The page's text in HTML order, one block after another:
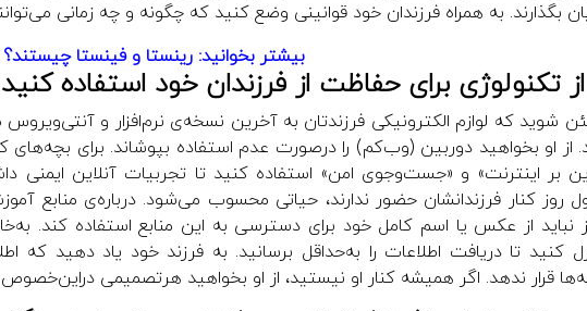
بگذارند. به همراه فرزندان خود قوانینی وضع کنید که چگونه و چه زمانی
بیشتر بخوانید: رینستا و فینستا چیستند؟
شوید که لوازم الکترونیکی فرزندتان به آخرین نسخه‌ی نرم‌افزار و
از او بخواهید دوربین (وب‌کم) را درصورت عدم استفاده بپوشاند. برای بچه‌های
بر اینترنت» و «جست‌وجوی امن» استفاده کنید تا تجربیات آنلاین ایمنی
روز کنار فرزندانشان حضور ندارند، حیاتی محسوب می‌شود. درباره‌ی منابع
نباید از عکس یا اسم کامل خود برای دسترسی به این منابع استفاده کند.
کنید تا دریافت اطلاعات را به‌حداقل برسانید. به فرزند خود یاد دهید
قرار ندهد. اگر همیشه کنار او نیستید، از او بخواهید هرتصمیمی در‌این‌خصوص